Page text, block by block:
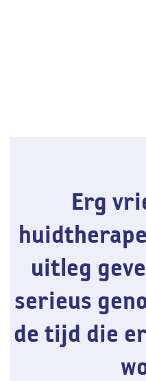
Erg
uitleg
serieus
de tijd die